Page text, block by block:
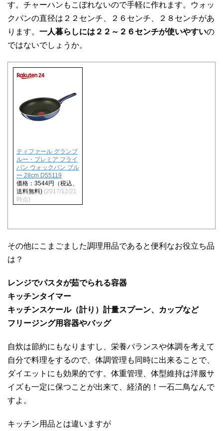
す。チャーハンもこぼれないので手軽に作れます。ウォッ
クパンの直径は２２センチ、２６センチ、２８センチがあ
ります。 一人暮らしには２２～２６センチが使いやすいの
ではないでしょうか。
ティファール グランブ
ルー・プレミア フライ
パン ウォックパン ブル
ー 28cm D55119
価格：3544円（税込、
送料無料) (2017/12/21
時点)
その他にこまごました調理用品であると便利なお役立ち品
は？
レンジでパスタが茹でられる容器
キッチンタイマー
キッチンスケール（計り）計量スプーン、カップなど
フリージング用容器やバッグ
自炊は節約にもなりますし、栄養バランスや体調を考えて
自分で料理をするので、体調管理も同時に出来ることで、
ダイエットにも効果的です。体重管理、体型維持は洋服サ
イズも一定に保つことが出来て、経済的！一石二鳥なんで
すよ。
キッチン用品とは違いますが